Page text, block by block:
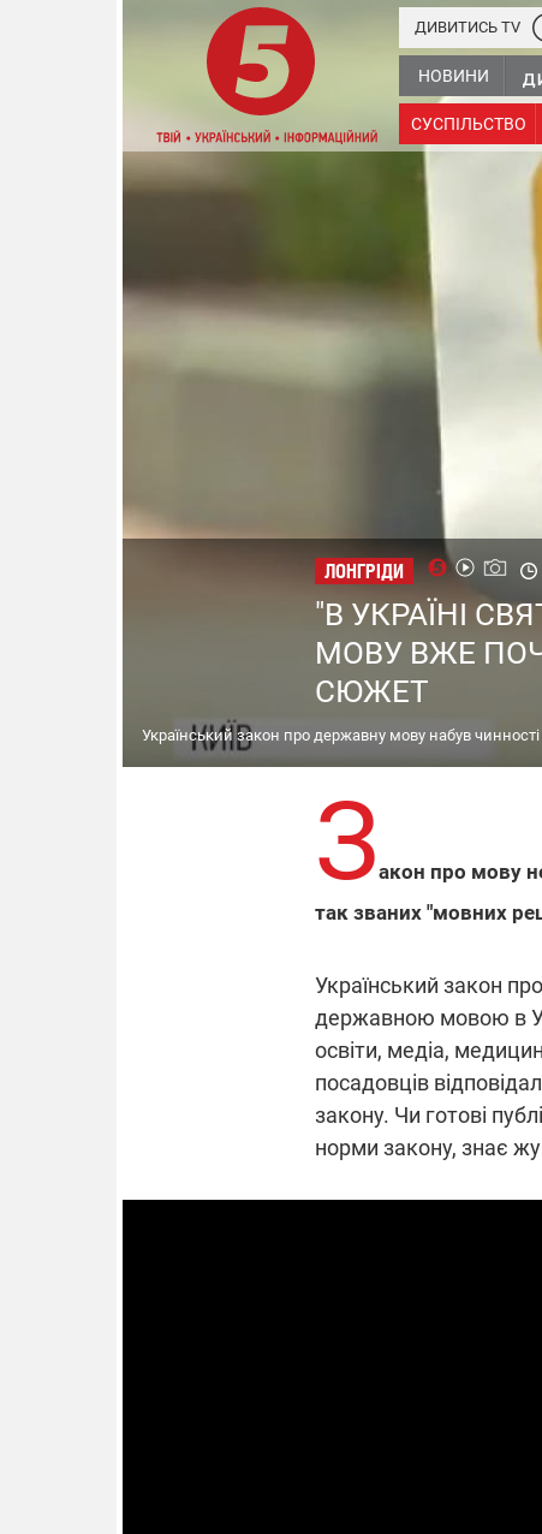
НОВИНИ
СУСПІЛЬСТВО
ДИВИТИСЬ TV
ЛОНГРІДИ
"В УКРАЇНІ
МОВУ ВЖЕ
СЮЖЕТ
Український закон про державну мову набув чинності
Закон про мову
так званих "мовних
Український закон
державною мовою в
освіти, медіа,
посадовців
закону. Чи готові
норми закону, знає